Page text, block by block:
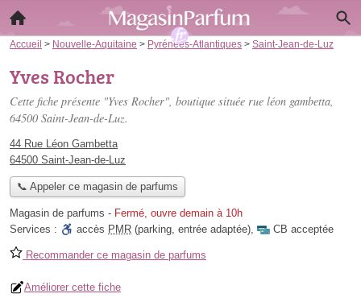
Accueil > Nouvelle-Aquitaine > Pyrénées-Atlantiques > Saint-Jean-de-Luz
Yves Rocher
Cette fiche présente "Yves Rocher", boutique située rue léon gambetta,
64500 Saint-Jean-de-Luz.
44 Rue Léon Gambetta
64500 Saint-Jean-de-Luz
📞 Appeler ce magasin de parfums
Magasin de parfums - Fermé, ouvre demain à 10h
Services :
accès PMR (parking, entrée adaptée), CB acceptée
Recommander ce magasin de parfums
Améliorer cette fiche